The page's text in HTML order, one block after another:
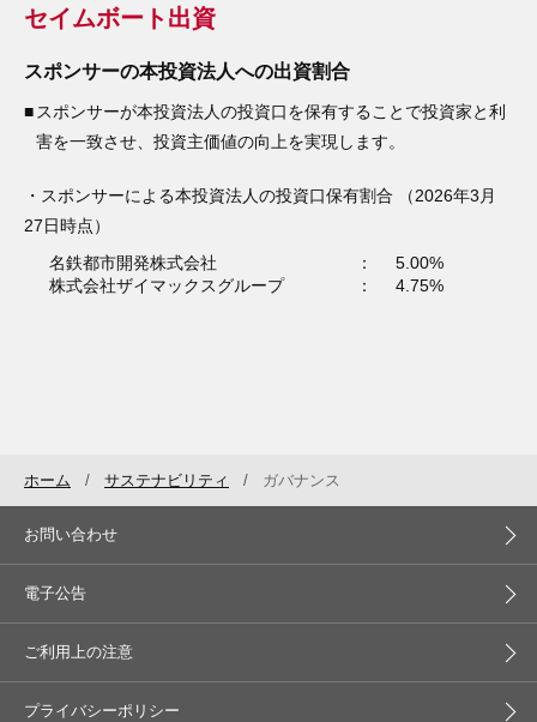
セイムボート出資
スポンサーの本投資法人への出資割合
■ スポンサーが本投資法人の投資口を保有することで投資家と利
害を一致させ、投資主価値の向上を実現します。
・スポンサーによる本投資法人の投資口保有割合 （2026年3月
27日時点）
名鉄都市開発株式会社
：
5.00%
株式会社ザイマックスグループ
： 4.75%
ホーム サステナビリティ ガバナンス
お問い合わせ
電子公告
ご利用上の注意
プライバシーポリシー